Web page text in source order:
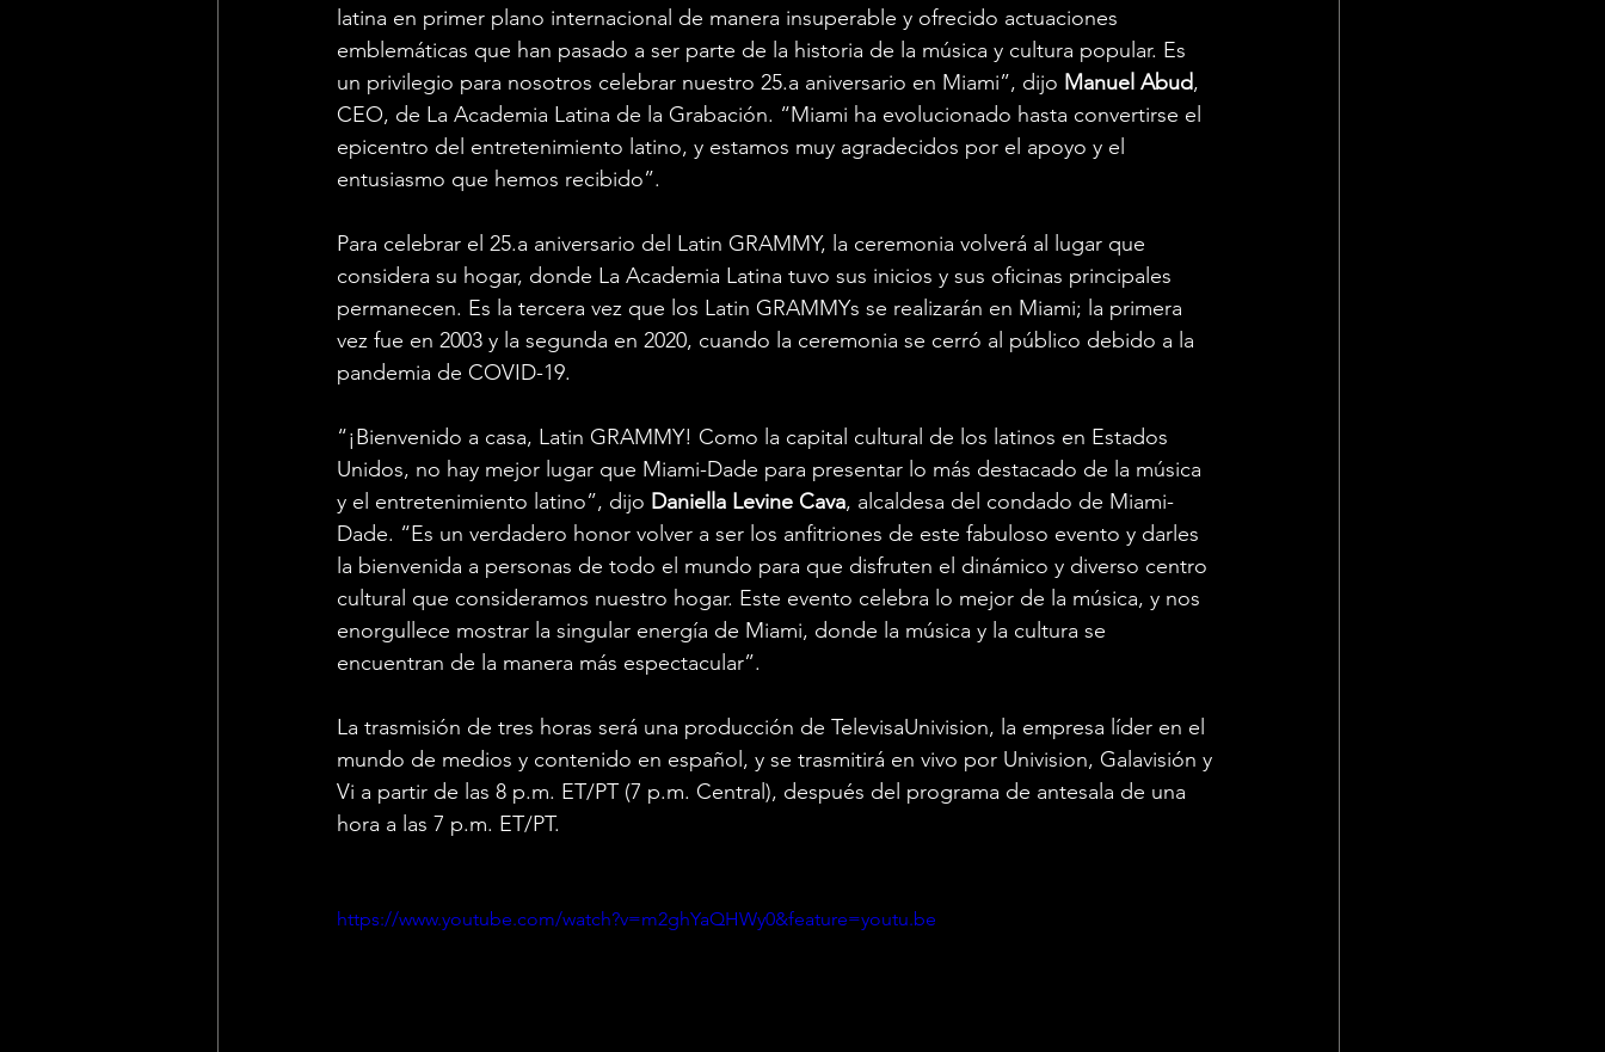
latina en primer plano internacional de manera insuperable y ofrecido actuaciones
emblemáticas que han pasado a ser parte de la historia de la música y cultura popular. Es
un privilegio para nosotros celebrar nuestro 25.a aniversario en Miami”, dijo Manuel Abud,
CEO, de La Academia Latina de la Grabación. “Miami ha evolucionado hasta convertirse el
epicentro del entretenimiento latino, y estamos muy agradecidos por el apoyo y el
entusiasmo que hemos recibido”.
Para celebrar el 25.a aniversario del Latin GRAMMY, la ceremonia volverá al lugar que
considera su hogar, donde La Academia Latina tuvo sus inicios y sus oficinas principales
permanecen. Es la tercera vez que los Latin GRAMMYs se realizarán en Miami; la primera
vez fue en 2003 y la segunda en 2020, cuando la ceremonia se cerró al público debido a la
pandemia de COVID-19.
“¡Bienvenido a casa, Latin GRAMMY! Como la capital cultural de los latinos en Estados
Unidos, no hay mejor lugar que Miami-Dade para presentar lo más destacado de la música
y el entretenimiento latino”, dijo Daniella Levine Cava, alcaldesa del condado de Miami-
Dade. “Es un verdadero honor volver a ser los anfitriones de este fabuloso evento y darles
la bienvenida a personas de todo el mundo para que disfruten el dinámico y diverso centro
cultural que consideramos nuestro hogar. Este evento celebra lo mejor de la música, y nos
enorgullece mostrar la singular energía de Miami, donde la música y la cultura se
encuentran de la manera más espectacular”.
La trasmisión de tres horas será una producción de TelevisaUnivision, la empresa líder en el
mundo de medios y contenido en español, y se trasmitirá en vivo por Univision, Galavisión y
Vi a partir de las 8 p.m. ET/PT (7 p.m. Central), después del programa de antesala de una
hora a las 7 p.m. ET/PT.
https://www.youtube.com/watch?v=m2ghYaQHWy0&feature=youtu.be